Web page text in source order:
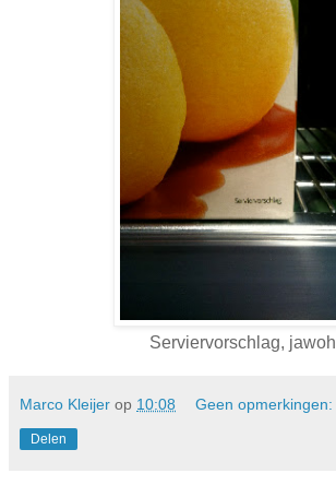
Serviervorschlag, jawohl
Marco Kleijer op 10:08 Geen opmerkingen:
Delen